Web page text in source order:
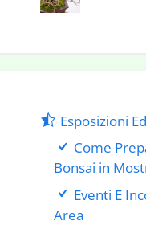
Esposizioni
Come
Bonsai in
Eventi E
Area